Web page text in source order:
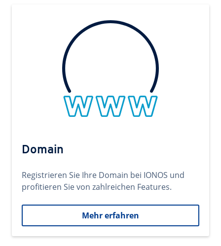
Domain
Registrieren Sie Ihre Domain bei IONOS und
profitieren Sie von zahlreichen Features.
Mehr erfahren